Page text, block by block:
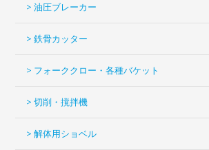
> 油圧ブレーカー
> 鉄骨カッター
> フォーククロー・各種バケット
> 切削・撹拌機
> 解体用ショベル